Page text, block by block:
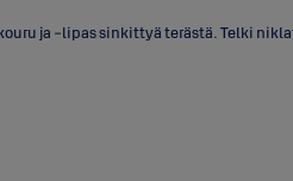
ja -lipas sinkittyä terästä. Telki